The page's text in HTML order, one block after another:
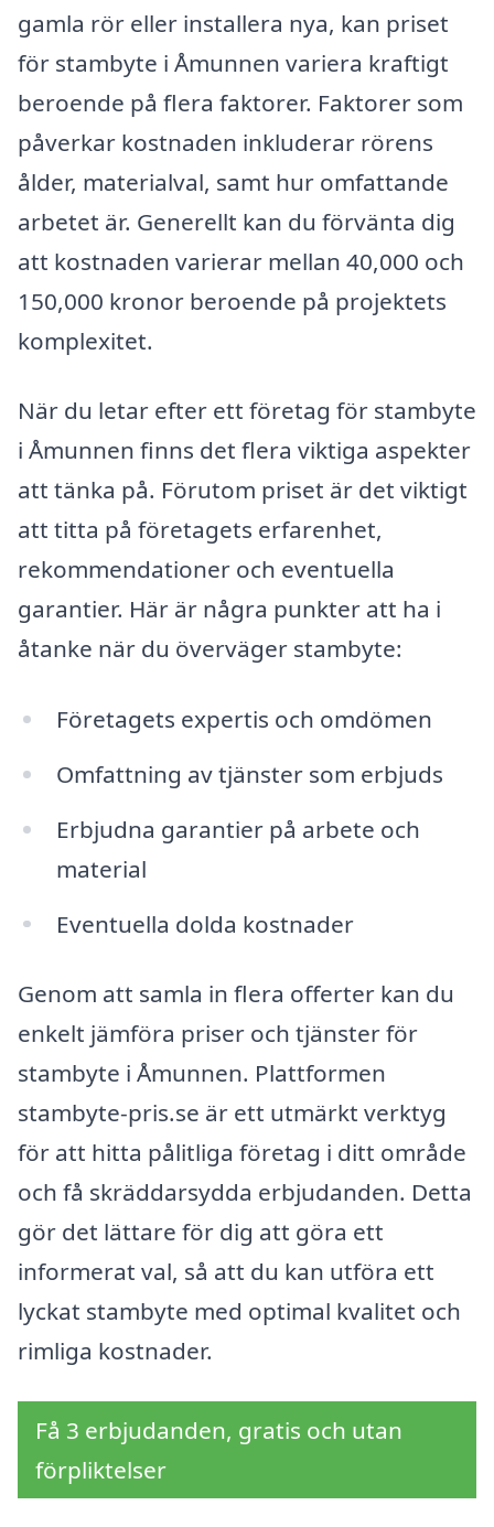
gamla rör eller installera nya, kan priset
för stambyte i Åmunnen variera kraftigt
beroende på flera faktorer. Faktorer som
påverkar kostnaden inkluderar rörens
ålder, materialval, samt hur omfattande
arbetet är. Generellt kan du förvänta dig
att kostnaden varierar mellan 40,000 och
150,000 kronor beroende på projektets
komplexitet.
När du letar efter ett företag för stambyte
i Åmunnen finns det flera viktiga aspekter
att tänka på. Förutom priset är det viktigt
att titta på företagets erfarenhet,
rekommendationer och eventuella
garantier. Här är några punkter att ha i
åtanke när du överväger stambyte:
Företagets expertis och omdömen
Omfattning av tjänster som erbjuds
Erbjudna garantier på arbete och
material
Eventuella dolda kostnader
Genom att samla in flera offerter kan du
enkelt jämföra priser och tjänster för
stambyte i Åmunnen. Plattformen
stambyte-pris.se är ett utmärkt verktyg
för att hitta pålitliga företag i ditt område
och få skräddarsydda erbjudanden. Detta
gör det lättare för dig att göra ett
informerat val, så att du kan utföra ett
lyckat stambyte med optimal kvalitet och
rimliga kostnader.
Få 3 erbjudanden, gratis och utan
förpliktelser